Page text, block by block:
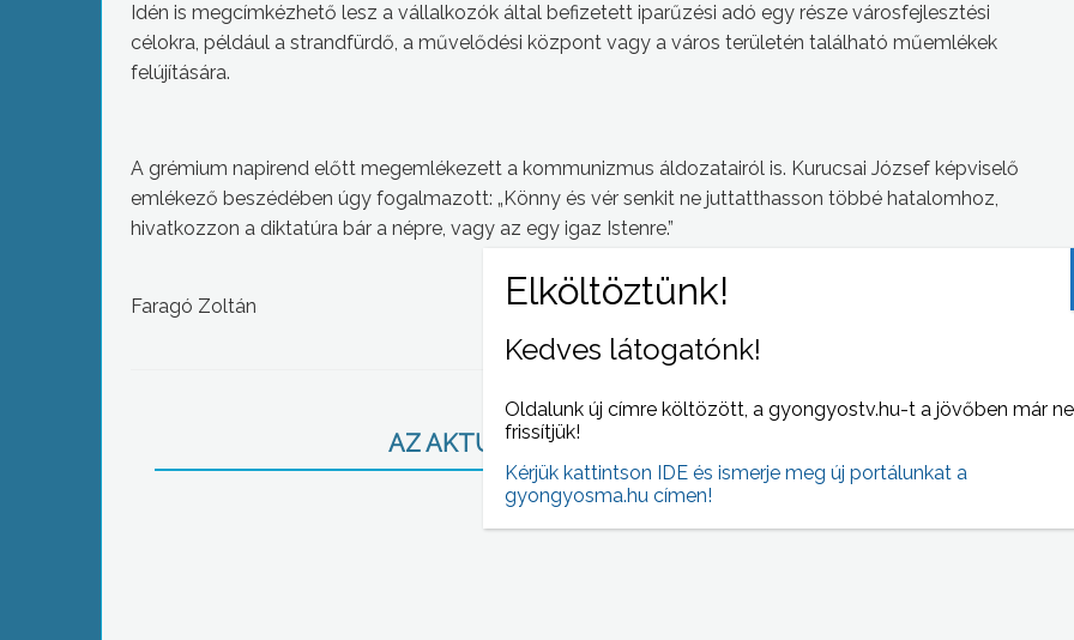
Idén is megcímkézhető lesz a vállalkozók által befizetett iparűzési adó egy része városfejlesztési
célokra, például a strandfürdő, a művelődési központ vagy a város területén található műemlékek
felújítására.
A grémium napirend előtt megemlékezett a kommunizmus áldozatairól is. Kurucsai József képviselő
emlékező beszédében úgy fogalmazott: „Könny és vér senkit ne juttatthasson többé hatalomhoz,
hivatkozzon a diktatúra bár a népre, vagy az egy igaz Istenre.”
Faragó Zoltán
AZ AKTUÁLIS NAPI HÍREI
Kedves látogatónk!
Oldalunk új címre költözött, a gyongyostv.hu-t a jövőben már
frissítjük!
Kérjük kattintson IDE és ismerje meg új portálunkat a
gyongyosma.hu címen!